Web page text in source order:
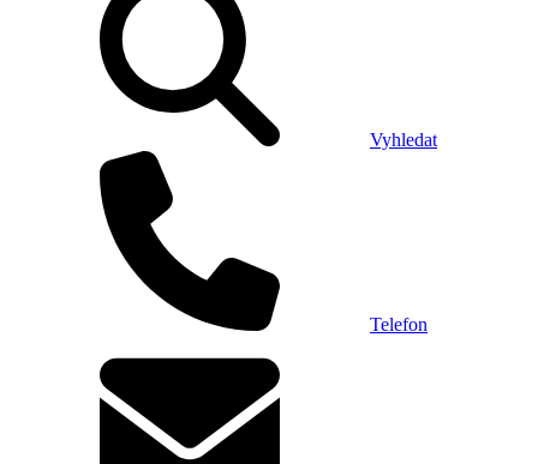
Vyhledat
Telefon